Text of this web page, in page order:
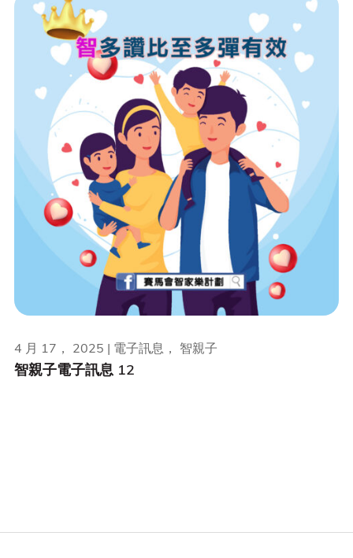
智親子電子訊息 12
4 月 17， 2025 | 電子訊息， 智親子